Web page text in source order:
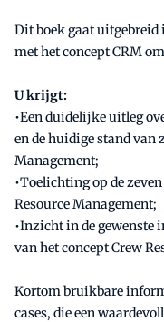
Dit boek gaat uitgebreid
met het concept CRM
U krijgt:
•Een duidelijke uitleg
en de huidige stand van
Management;
•Toelichting op de
Resource Management;
•Inzicht in de gewenste
van het concept Crew
Kortom bruikbare
cases, die een